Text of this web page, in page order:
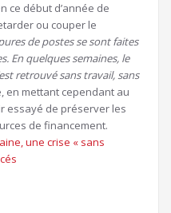
ce début d’année de
ou couper le
de postes se sont faites
En quelques semaines, le
retrouvé sans travail, sans
en mettant cependant au
essayé de préserver les
de financement.
une crise « sans